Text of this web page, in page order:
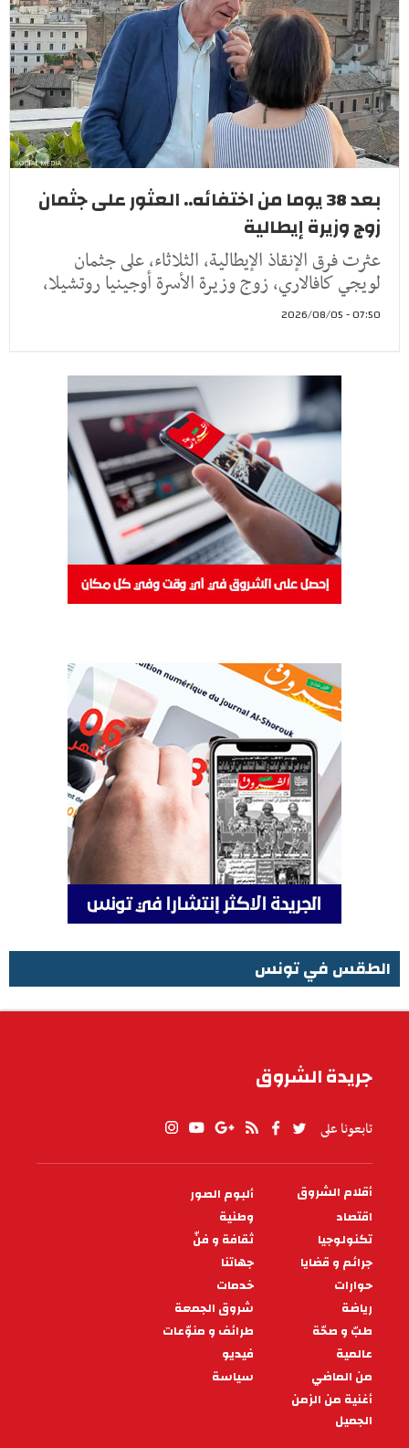
بعد 38 يوما من اختفائه.. العثور على جثمان
زوج وزيرة إيطالية
عثرت فرق الإنقاذ الإيطالية، الثلاثاء، على جثمان
لويجي كافالاري، زوج وزيرة الأسرة أوجينيا روتشيلا،
07:50 - 2026/08/05
الطقس في تونس
جريدة الشروق
تابعونا على
PIED
DE
PAGE
أقلام الشروق
ألبوم الصور
اقتصاد
وطنية
تكنولوجيا
ثقافة و فنّ
جرائم و قضايا
جهاتنا
حوارات
خدمات
رياضة
شروق الجمعة
طبّ و صحّة
طرائف و منوّعات
عالمية
فيديو
من الماضي
سياسة
أغنية من الزمن
الجميل